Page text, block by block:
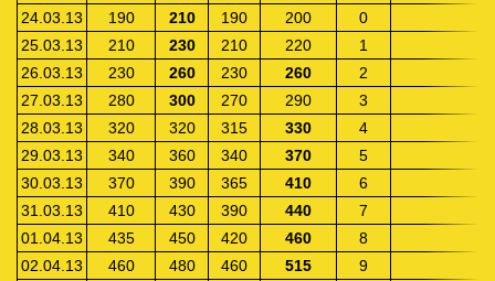
24.03.13 190 210 190 200
0
25.03.13
210 230 210 220
1
26.03.13
230 260 230 260
2
27.03.13
280 300 270 290
3
28.03.13
320 320 315 330
4
29.03.13
340 360 340 370
5
30.03.13
370 390 365 410
6
31.03.13
410 430 390 440
7
01.04.13
435 450 420 460
8
02.04.13
460 480 460 515
9